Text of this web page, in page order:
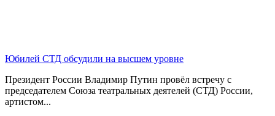
Юбилей СТД обсудили на высшем уровне
Президент России Владимир Путин провёл встречу с
председателем Союза театральных деятелей (СТД) России,
артистом...